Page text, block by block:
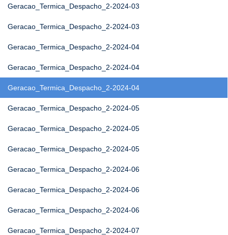
Geracao_Termica_Despacho_2-2024-03
Geracao_Termica_Despacho_2-2024-03
Geracao_Termica_Despacho_2-2024-04
Geracao_Termica_Despacho_2-2024-04
Geracao_Termica_Despacho_2-2024-04
Geracao_Termica_Despacho_2-2024-05
Geracao_Termica_Despacho_2-2024-05
Geracao_Termica_Despacho_2-2024-05
Geracao_Termica_Despacho_2-2024-06
Geracao_Termica_Despacho_2-2024-06
Geracao_Termica_Despacho_2-2024-06
Geracao_Termica_Despacho_2-2024-07